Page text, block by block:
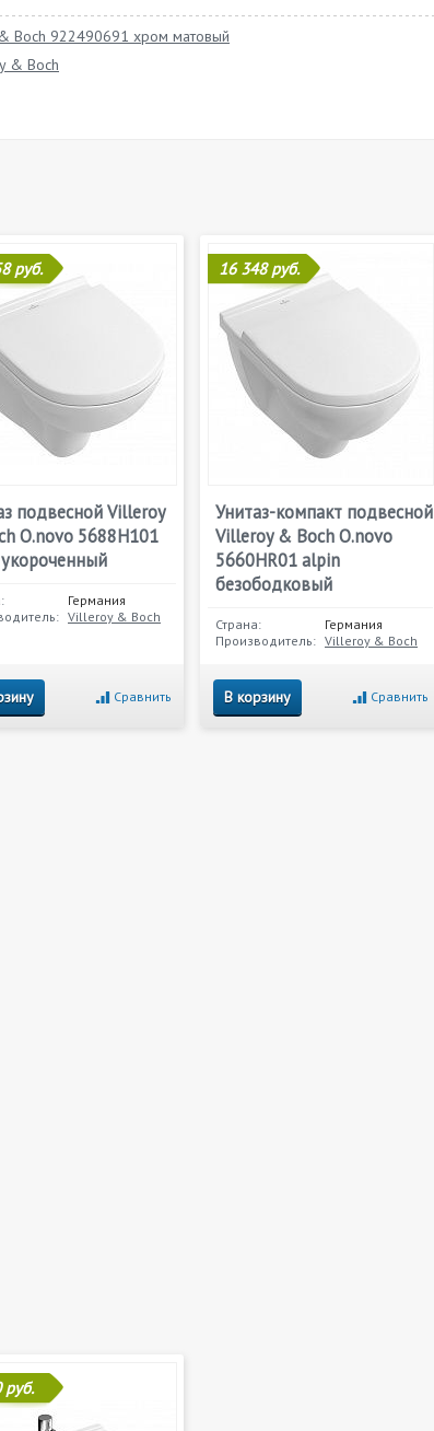
Boch 922490691 хром матовый
& Boch
руб.
подвесной Villeroy
O.novo 5688H101
Германия
Villeroy & Boch
Сравнить
16 348 руб.
Унитаз-компакт подвесной
Villeroy & Boch O.novo
5660HR01 alpin
безободковый
Страна:
Германия
Производитель: Villeroy & Boch
В корзину Сравнить
руб.